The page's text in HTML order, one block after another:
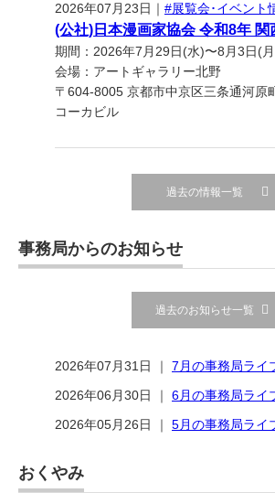
2026年07月23日｜ #展覧会･イベント
(公社)日本漫画家協会 令和8年
期間：2026年7月29日(水)〜8月3日(
会場：アートギャラリー北野
〒604-8005 京都市中京区三条通河原
コーカビル
過去の情報一覧
事務局からのお知らせ
過去のお知らせ一覧
2026年07月31日 ｜ 7月の事務局ライ
2026年06月30日 ｜ 6月の事務局ライ
2026年05月26日 ｜ 5月の事務局ライ
おくやみ